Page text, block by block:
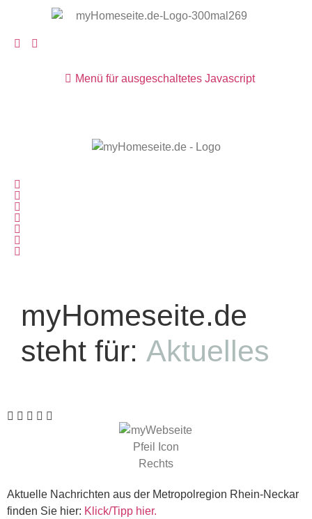
Menü für ausgeschaltetes Javascript
myHomeseite.de
steht für: Aktuelles
Aktuelle Nachrichten aus der Metropolregion Rhein-Neckar
finden Sie hier: Klick/Tipp hier.